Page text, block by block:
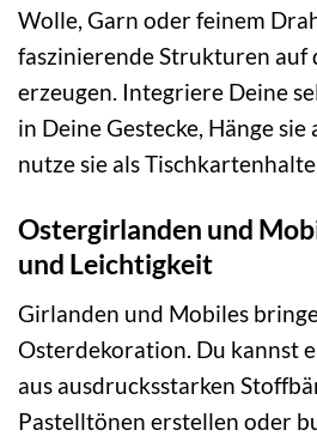
Wolle, Garn oder feinem
faszinierende Strukturen auf
erzeugen. Integriere Deine
in Deine Gestecke, Hänge
nutze sie als
Ostergirlanden und
und Leichtigkeit
Girlanden und Mobiles
Osterdekoration. Du kannst
aus ausdrucksstarken
Pastelltönen erstellen oder